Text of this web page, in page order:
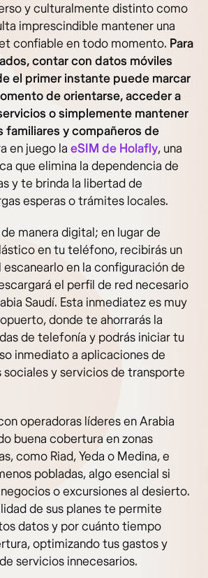
y culturalmente distinto como
imprescindible mantener una
confiable en todo momento. Para
contar con datos móviles
el primer instante puede marcar
de orientarse, acceder a
o simplemente mantener
y compañeros de
en juego la eSIM de Holafly, una
que elimina la dependencia de
y te brinda la libertad de
esperas o trámites locales.
manera digital; en lugar de
en tu teléfono, recibirás un
escanearlo en la configuración de
el perfil de red necesario
Saudí. Esta inmediatez es muy
donde te ahorrarás la
de telefonía y podrás iniciar tu
inmediato a aplicaciones de
sociales y servicios de transporte
operadoras líderes en Arabia
buena cobertura en zonas
como Riad, Yeda o Medina, e
pobladas, algo esencial si
o excursiones al desierto.
de sus planes te permite
datos y por cuánto tiempo
optimizando tus gastos y
servicios innecesarios.